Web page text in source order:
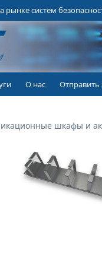
рынке систем
О нас Отправить
шкафы и